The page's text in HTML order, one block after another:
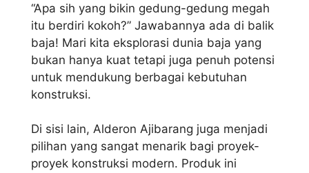
“Apa sih yang bikin gedung-gedung megah
itu berdiri kokoh?” Jawabannya ada di balik
baja! Mari kita eksplorasi dunia baja yang
bukan hanya kuat tetapi juga penuh potensi
untuk mendukung berbagai kebutuhan
konstruksi.
Di sisi lain, Alderon Ajibarang juga menjadi
pilihan yang sangat menarik bagi proyek-
proyek konstruksi modern. Produk ini